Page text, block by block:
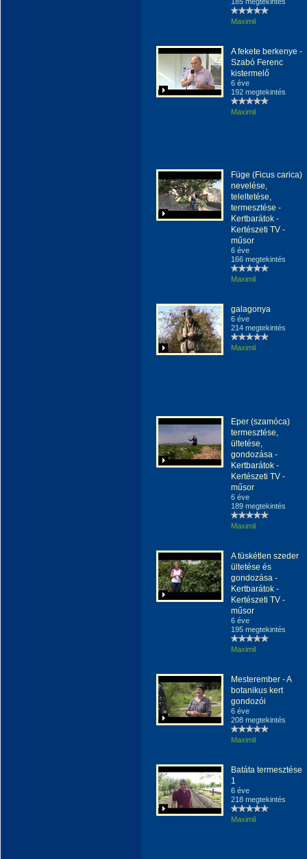
Maximil
A fekete berkenye -
Szabó Ferenc
kistermelő
6 éve
192 megtekintés
Maximil
Füge (Ficus carica)
nevelése,
teleltetése,
termesztése -
Kertbarátok -
Kertészeti TV -
műsor
6 éve
166 megtekintés
Maximil
galagonya
6 éve
214 megtekintés
Maximil
Eper (szamóca)
termesztése,
ültetése,
gondozása -
Kertbarátok -
Kertészeti TV -
műsor
6 éve
189 megtekintés
Maximil
A tüskétlen szeder
ültetése és
gondozása -
Kertbarátok -
Kertészeti TV -
műsor
6 éve
195 megtekintés
Maximil
Mesterember - A
botanikus kert
gondozói
6 éve
208 megtekintés
Maximil
Batáta termesztése
1
6 éve
218 megtekintés
Maximil